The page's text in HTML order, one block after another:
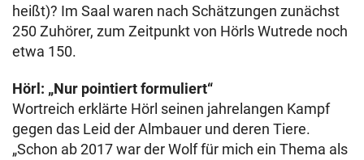
heißt)? Im Saal waren nach Schätzungen zunächst
250 Zuhörer, zum Zeitpunkt von Hörls Wutrede noch
etwa 150.
Hörl: „Nur pointiert formuliert“
Wortreich erklärte Hörl seinen jahrelangen Kampf
gegen das Leid der Almbauer und deren Tiere.
„Schon ab 2017 war der Wolf für mich ein Thema als